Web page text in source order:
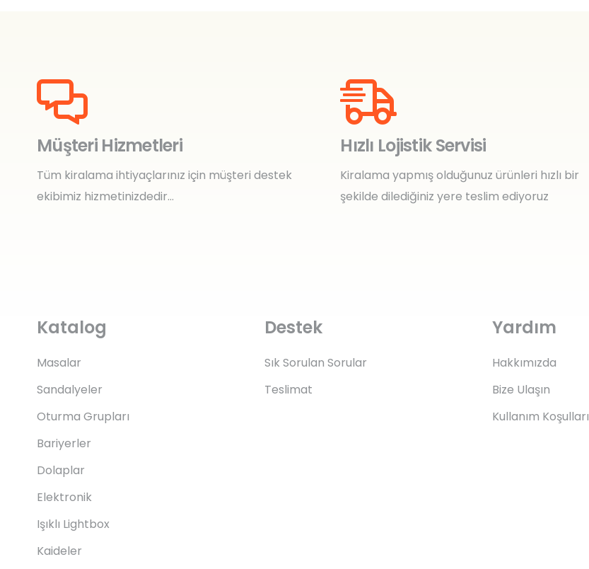
Müşteri Hizmetleri
Tüm kiralama ihtiyaçlarınız için müşteri destek
ekibimiz hizmetinizdedir…
Hızlı Lojistik Servisi
Kiralama yapmış olduğunuz ürünleri hızlı bir
şekilde dilediğiniz yere teslim ediyoruz
Katalog
Masalar
Sandalyeler
Oturma Grupları
Bariyerler
Dolaplar
Elektronik
Işıklı Lightbox
Kaideler
Destek
Sık Sorulan Sorular
Teslimat
Yardım
Hakkımızda
Bize Ulaşın
Kullanım Koşulları